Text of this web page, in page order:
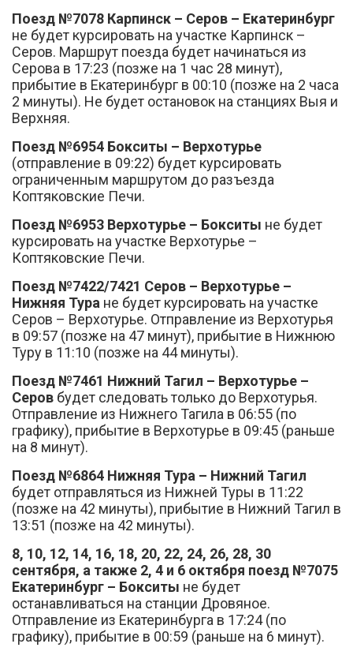
Поезд №7078 Карпинск – Серов – Екатеринбург
не будет курсировать на участке Карпинск –
Серов. Маршрут поезда будет начинаться из
Серова в 17:23 (позже на 1 час 28 минут),
прибытие в Екатеринбург в 00:10 (позже на 2 часа
2 минуты). Не будет остановок на станциях Выя и
Верхняя.
Поезд №6954 Бокситы – Верхотурье
(отправление в 09:22) будет курсировать
ограниченным маршрутом до разъезда
Коптяковские Печи.
Поезд №6953 Верхотурье – Бокситы не будет
курсировать на участке Верхотурье –
Коптяковские Печи.
Поезд №7422/7421 Серов – Верхотурье –
Нижняя Тура не будет курсировать на участке
Серов – Верхотурье. Отправление из Верхотурья
в 09:57 (позже на 47 минут), прибытие в Нижнюю
Туру в 11:10 (позже на 44 минуты).
Поезд №7461 Нижний Тагил – Верхотурье –
Серов будет следовать только до Верхотурья.
Отправление из Нижнего Тагила в 06:55 (по
графику), прибытие в Верхотурье в 09:45 (раньше
на 8 минут).
Поезд №6864 Нижняя Тура – Нижний Тагил
будет отправляться из Нижней Туры в 11:22
(позже на 42 минуты), прибытие в Нижний Тагил в
13:51 (позже на 42 минуты).
8, 10, 12, 14, 16, 18, 20, 22, 24, 26, 28, 30
сентября, а также 2, 4 и 6 октября поезд №7075
Екатеринбург – Бокситы не будет
останавливаться на станции Дровяное.
Отправление из Екатеринбурга в 17:24 (по
графику), прибытие в 00:59 (раньше на 6 минут).